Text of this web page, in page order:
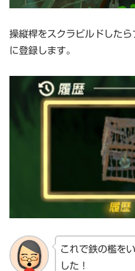
操縦桿をスクラビルドした
に登録します。
これで鉄の檻を
した！